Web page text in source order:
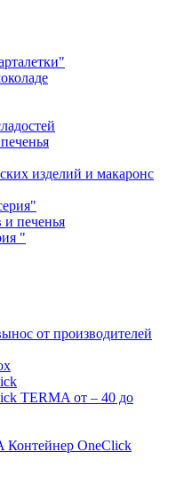
изделий и макаронс
и печенья
"
от производителей
TERMA от – 40 до
Контейнер OneClick